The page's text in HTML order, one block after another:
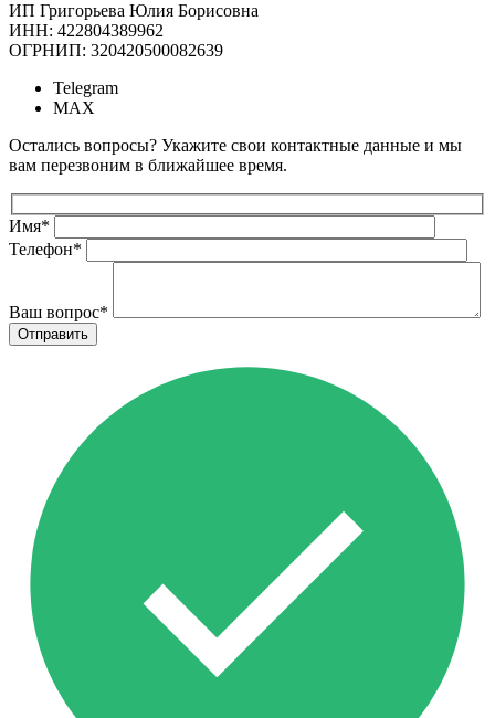
ИП Григорьева Юлия Борисовна
ИНН: 422804389962
ОГРНИП: 320420500082639
Telegram
MAX
Остались вопросы? Укажите свои контактные данные и мы
вам перезвоним в ближайшее время.
Имя*
Телефон*
Ваш вопрос*